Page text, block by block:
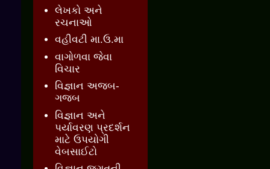
લેખકો અને
રચનાઓ
વહીવટી મા.ઉ.મા
વાગોળવા જેવા
વિચાર
વિજ્ઞાન અજબ-
ગજબ
વિજ્ઞાન અને
પર્યાવરણ પ્રદર્શન
માટે ઉપયોગી
વેબસાઈટો